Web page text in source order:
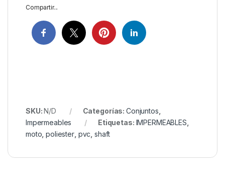
Compartir...
SKU:N/D Categorías: Conjuntos
Impermeables
Etiquetas: IMPERMEABLES
moto ,poliester, pvc shaft